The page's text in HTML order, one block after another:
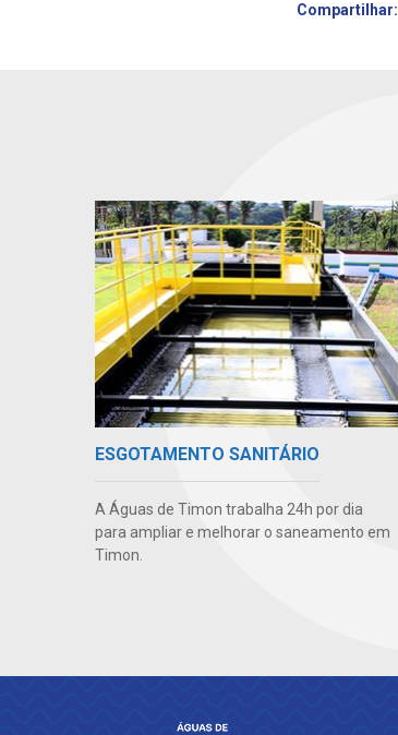
Compartilhar:
ESGOTAMENTO SANITÁRIO
A Águas de Timon trabalha 24h por dia
para ampliar e melhorar o saneamento em
Timon.